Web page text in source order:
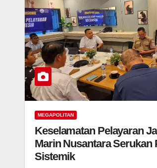
MEGAPOLITAN
Keselamatan Pelayaran
Marin Nusantara Serukan
Sistemik